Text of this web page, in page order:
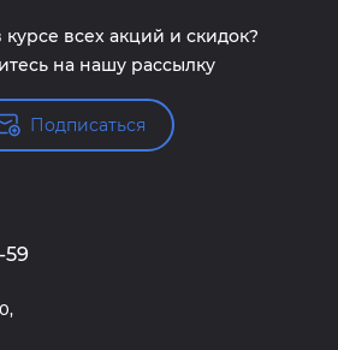
курсе всех акций и скидок?
на нашу рассылку
Подписаться
59